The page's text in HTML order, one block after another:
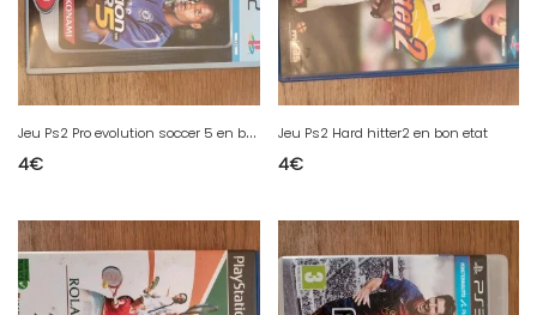
J
eu Ps2 Pro evolution soccer 5 en bon etat
4€
Jeu Ps2 Hard hitter2 en bon etat
4€